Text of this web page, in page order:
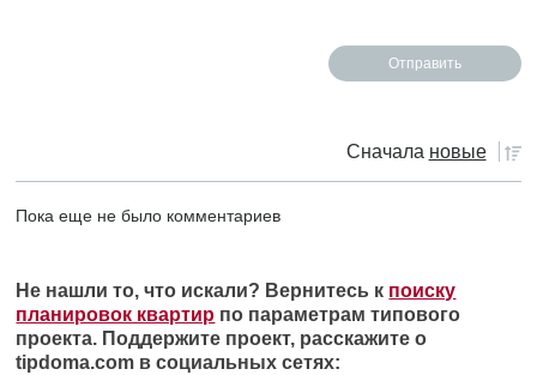
Сначала новые
Пока еще не было комментариев
Не нашли то, что искали? Вернитесь к поиску
планировок квартир по параметрам типового
проекта. Поддержите проект, расскажите о
tipdoma.com в социальных сетях: